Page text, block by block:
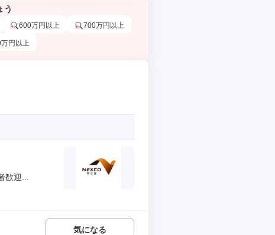
う
600万円以上 700万円以上
円以上
迎...
気になる